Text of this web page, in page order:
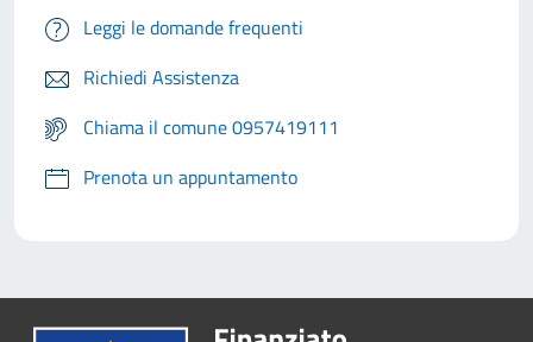
Leggi le domande frequenti
Richiedi Assistenza
Chiama il comune 0957419111
Prenota un appuntamento